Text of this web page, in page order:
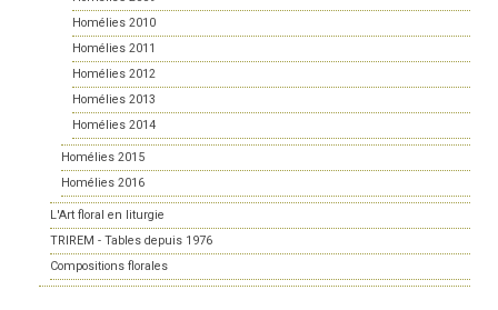
Homélies 2010
Homélies 2011
Homélies 2012
Homélies 2013
Homélies 2014
Homélies 2015
Homélies 2016
L'Art floral en liturgie
TRIREM - Tables depuis 1976
Compositions florales